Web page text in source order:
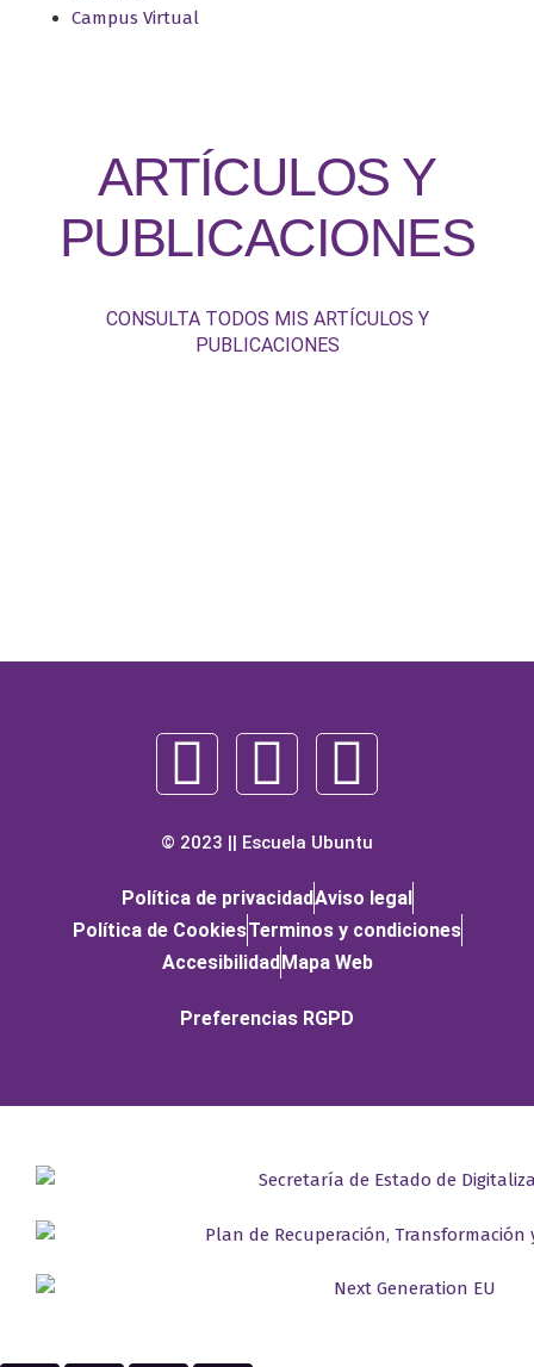
Campus Virtual
ARTÍCULOS Y
PUBLICACIONES
CONSULTA TODOS MIS ARTÍCULOS Y
PUBLICACIONES
© 2023 || Escuela Ubuntu
Política de privacidadAviso legal
Política de CookiesTerminos y condiciones
AccesibilidadMapa Web
Preferencias RGPD